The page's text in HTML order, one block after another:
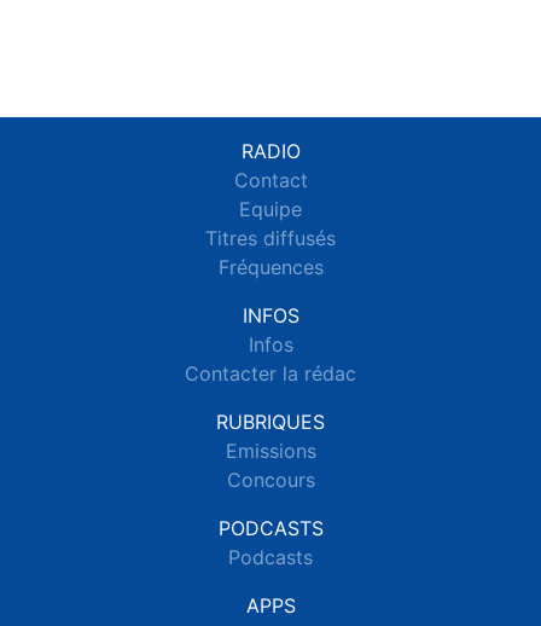
RADIO
Contact
Equipe
Titres diffusés
Fréquences
INFOS
Infos
Contacter la rédac
RUBRIQUES
Emissions
Concours
PODCASTS
Podcasts
APPS